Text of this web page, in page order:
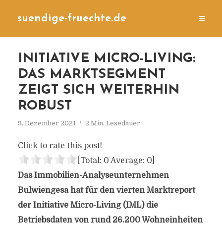
suendige-fruechte.de
INITIATIVE MICRO-LIVING:
DAS MARKTSEGMENT
ZEIGT SICH WEITERHIN
ROBUST
9. Dezember 2021 2 Min. Lesedauer
Click to rate this post!
[Total: 0 Average: 0]
Das Immobilien-Analyseunternehmen
Bulwiengesa hat für den vierten Marktreport
der Initiative Micro-Living (IML) die
Betriebsdaten von rund 26.200 Wohneinheiten